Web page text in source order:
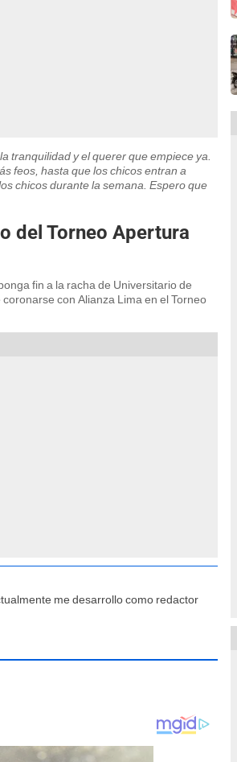
tranquilidad y el querer que empiece ya.
feos, hasta que los chicos entran a
chicos durante la semana. Espero que
del Torneo Apertura
fin a la racha de Universitario de
con Alianza Lima en el Torneo
me desarrollo como redactor